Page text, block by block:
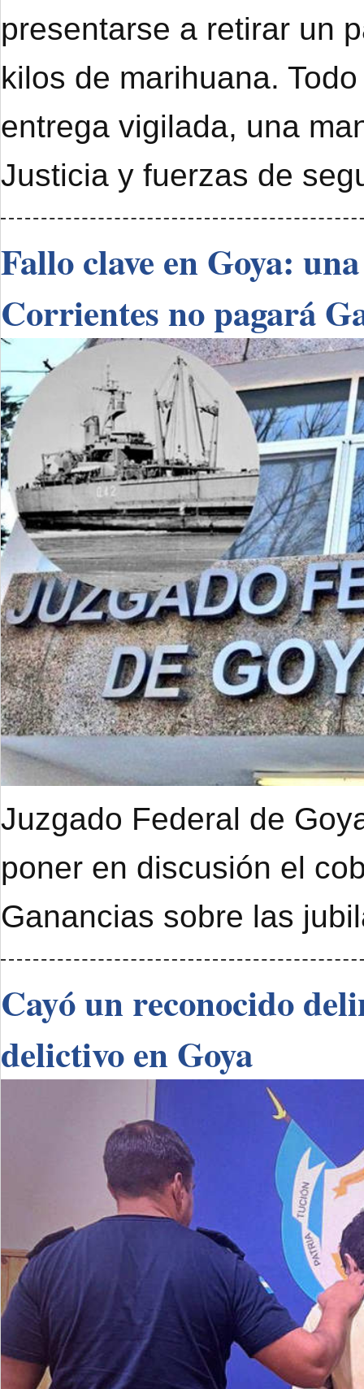
presentarse a retirar un
kilos de marihuana.
entrega vigilada, una
Justicia y fuerzas de
Fallo clave en Goya:
Corrientes no pagará
Juzgado Federal de
poner en discusión el
Ganancias sobre las
Cayó un reconocido
delictivo en Goya